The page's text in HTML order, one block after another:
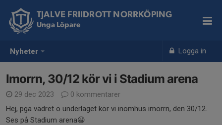
Nyheter Logga in
TJALVE FRIIDROTT NORRKÖPING
Unga Löpare
Imorrn, 30/12 kör vi i Stadium arena
29 dec 2023
0 kommentarer
Hej, pga vädret o underlaget kör vi inomhus imorrn, den 30/12.
Ses på Stadium arena😀